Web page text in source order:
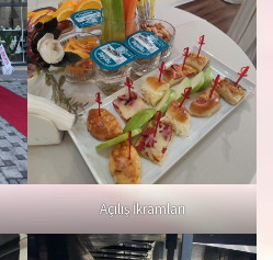
Açılış İkramları